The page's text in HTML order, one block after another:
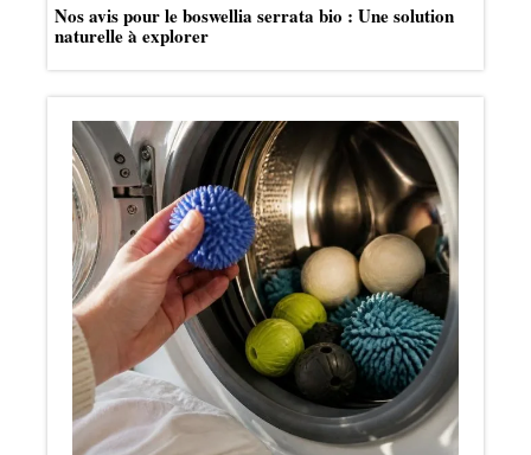
Nos avis pour le boswellia serrata bio : Une solution
naturelle à explorer